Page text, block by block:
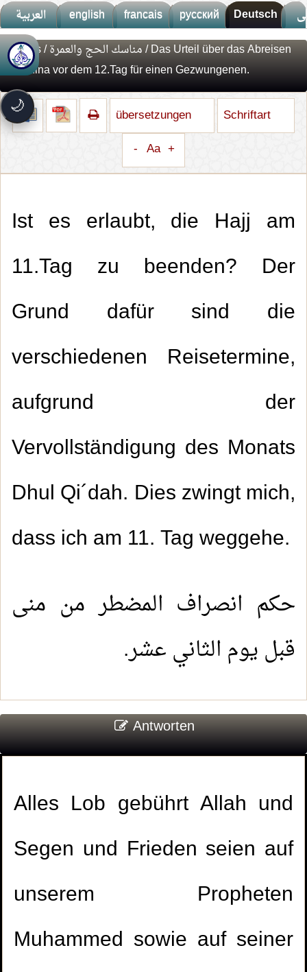
العربية english francais русский Deutsch
🌙
🚀 جديد الموقع!
تعرف على أحدث المميزات
⚡سرعة فائقة
🎨
🔔 إشعارات ذكية
تتابع كل جديد بخطوة واحدة
Fatwas/مناسك الحج والعمرة/ Das Urteil über das Abreisen
von Mina vor dem 12.Tag für einen Gezwungenen.
übersetzungen
Schriftart
- Aa +
Ist es erlaubt, die Hajj am
11.Tag zu beenden? Der
Grund dafür sind die
verschiedenen Reisetermine,
aufgrund der
Vervollständigung des Monats
Dhul Qi´dah. Dies zwingt mich,
dass ich am 11. Tag weggehe.
حكم انصراف المضطر من منى
قبل يوم الثاني عشر.
Antworten
Alles Lob gebührt Allah und
Segen und Frieden seien auf
unserem Propheten
Muhammed sowie auf seiner